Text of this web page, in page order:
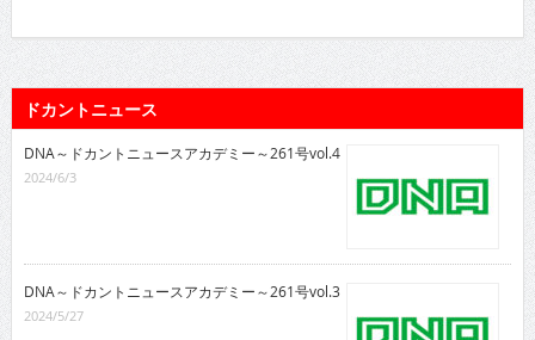
ドカントニュース
DNA～ドカントニュースアカデミー～261号vol.4
2024/6/3
DNA～ドカントニュースアカデミー～261号vol.3
2024/5/27